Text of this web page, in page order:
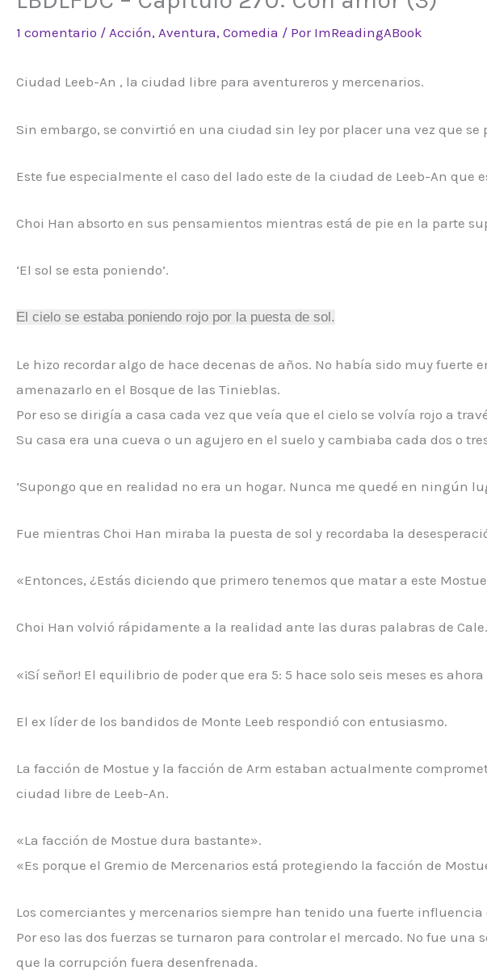
1 comentario / Acción, Aventura, Comedia / Por ImReadingABook
Ciudad Leeb-An , la ciudad libre para aventureros y mercenarios.
Sin embargo, se convirtió en una ciudad sin ley por placer una vez que se
Este fue especialmente el caso del lado este de la ciudad de Leeb-An
Choi Han absorto en sus pensamientos mientras está de pie en la parte
‘El sol se esta poniendo’.
El cielo se estaba poniendo rojo por la puesta de sol.
Le hizo recordar algo de hace decenas de años. No había sido muy
amenazarlo en el Bosque de las Tinieblas.
Por eso se dirigía a casa cada vez que veía que el cielo se volvía rojo a
Su casa era una cueva o un agujero en el suelo y cambiaba cada dos o
‘Supongo que en realidad no era un hogar. Nunca me quedé en ningún
Fue mientras Choi Han miraba la puesta de sol y recordaba la
«Entonces, ¿Estás diciendo que primero tenemos que matar a este
Choi Han volvió rápidamente a la realidad ante las duras palabras de Cale.
«¡Sí señor! El equilibrio de poder que era 5: 5 hace solo seis meses es
El ex líder de los bandidos de Monte Leeb respondió con entusiasmo.
La facción de Mostue y la facción de Arm estaban actualmente
ciudad libre de Leeb-An.
«La facción de Mostue dura bastante».
«Es porque el Gremio de Mercenarios está protegiendo la facción de
Los comerciantes y mercenarios siempre han tenido una fuerte influencia
Por eso las dos fuerzas se turnaron para controlar el mercado. No fue
que la corrupción fuera desenfrenada.